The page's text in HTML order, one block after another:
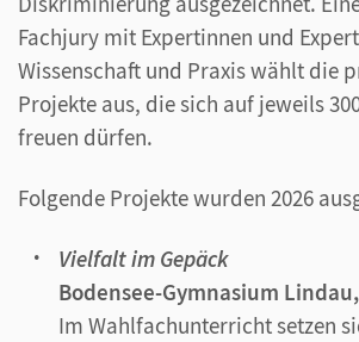
Fachjury mit Expertinnen und
Wissenschaft und Praxis wählt die
Projekte aus, die sich auf jeweils
freuen dürfen.
Folgende Projekte wurden 2026
Vielfalt im Gepäck
Bodensee-Gymnasium
Im Wahlfachunterricht setzen